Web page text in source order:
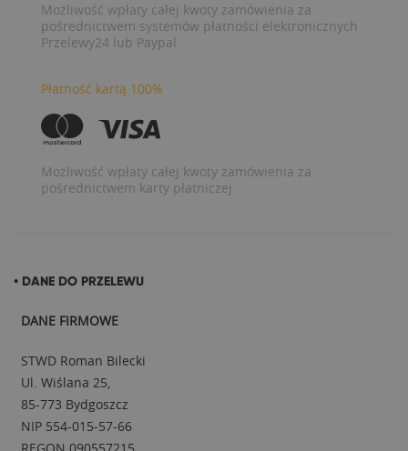
Możliwość wpłaty całej kwoty zamówienia za
pośrednictwem systemów płatności elektronicznych
Przelewy24 lub Paypal
Płatność kartą 100%
Możliwość wpłaty całej kwoty zamówienia za
pośrednictwem karty płatniczej
• DANE DO PRZELEWU
DANE FIRMOWE
STWD Roman Bilecki
Ul. Wiślana 25,
85-773 Bydgoszcz
NIP 554-015-57-66